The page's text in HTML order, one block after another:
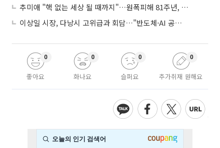
추미애 "핵 없는 세상 될 때까지"…원폭피해 81주년, 국경 넘은 증언
이상일 시장, 다낭시 고위급과 회담…"반도체·AI 공통점 많다"
좋아요
0
화나요
0
슬퍼요
0
추가취재 원해요
0